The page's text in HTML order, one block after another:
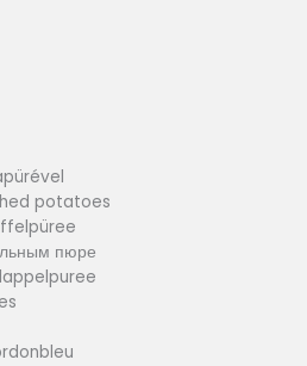
potatoes
пюре